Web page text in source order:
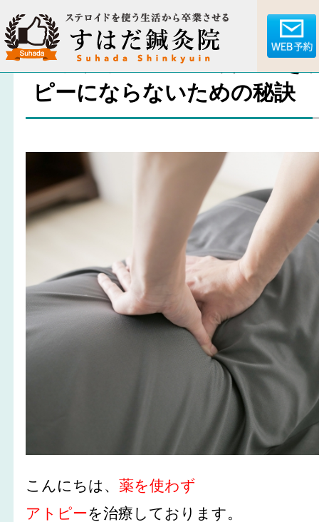
カップラーメンの食べ過ぎ
ピーにならないための秘訣
こんにちは、薬を使わず
アトピーを治療しております。